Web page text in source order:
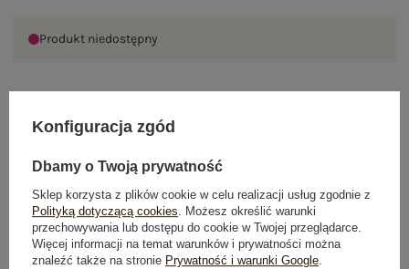
Produkt niedostępny
OPIS PRODUKTU
GŁÓWNE PARAMETRY
OPINIE O PRODUKCIE
WYSYŁKA I DOSTAWA
Konfiguracja zgód
Dbamy o Twoją prywatność
Sklep korzysta z plików cookie w celu realizacji usług zgodnie z
Polityką dotyczącą cookies. Możesz określić warunki
przechowywania lub dostępu do cookie w Twojej przeglądarce.
Więcej informacji na temat warunków i prywatności można
znaleźć także na stronie Prywatność i warunki Google.